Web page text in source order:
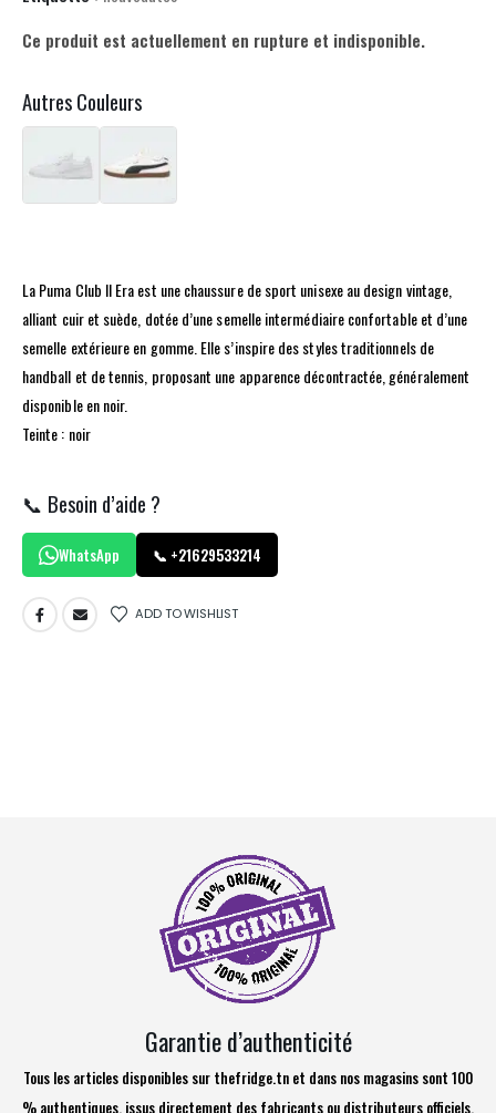
Ce produit est actuellement en rupture et indisponible.
Autres Couleurs
La Puma Club II Era est une chaussure de sport unisexe au design vintage,
alliant cuir et suède, dotée d’une semelle intermédiaire confortable et d’une
semelle extérieure en gomme. Elle s’inspire des styles traditionnels de
handball et de tennis, proposant une apparence décontractée, généralement
disponible en noir.
Teinte : noir
📞 Besoin d’aide ?
WhatsApp 📞 +21629533214
ADD TO WISHLIST
Garantie d’authenticité
Tous les articles disponibles sur thefridge.tn et dans nos magasins sont 100
% authentiques, issus directement des fabricants ou distributeurs officiels.